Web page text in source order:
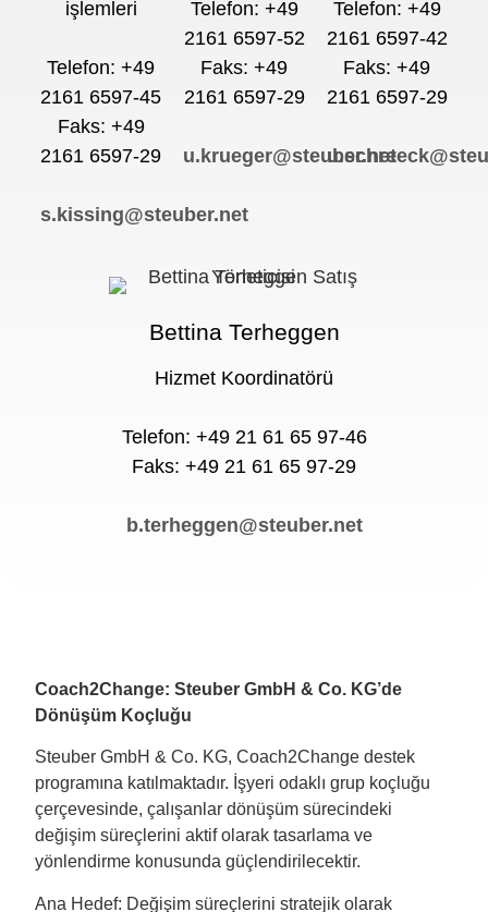
işlemleri
Telefon: +49
2161 6597-45
Faks: +49
2161 6597-29
s.kissing@steuber.net
Telefon: +49
2161 6597-52
Faks: +49
2161 6597-29
u.krueger@steuber.net
Telefon: +49
2161 6597-42
Faks: +49
2161 6597-29
Bettina Terheggen
Hizmet Koordinatörü
Telefon: +49 21 61 65 97-46
Faks: +49 21 61 65 97-29
b.terheggen@steuber.net
Coach2Change: Steuber GmbH & Co. KG’de
Dönüşüm Koçluğu
Steuber GmbH & Co. KG, Coach2Change destek
programına katılmaktadır. İşyeri odaklı grup koçluğu
çerçevesinde, çalışanlar dönüşüm sürecindeki
değişim süreçlerini aktif olarak tasarlama ve
yönlendirme konusunda güçlendirilecektir.
Ana Hedef: Değişim süreçlerini stratejik olarak